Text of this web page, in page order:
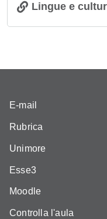
Lingue e
E-mail
Rubrica
Unimore
Esse3
Moodle
Controlla l'aula